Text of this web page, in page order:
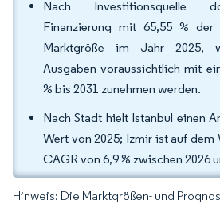
Nach Investitionsquelle
Finanzierung mit 65,55 % der
Marktgröße im Jahr 2025,
Ausgaben voraussichtlich mit
% bis 2031 zunehmen werden.
Nach Stadt hielt Istanbul einen
Wert von 2025; Izmir ist auf dem
CAGR von 6,9 % zwischen 2026
Hinweis: Die Marktgrößen- und